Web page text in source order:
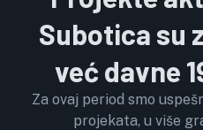
Subotica su
već davne
Za ovaj period smo
projekata, u više